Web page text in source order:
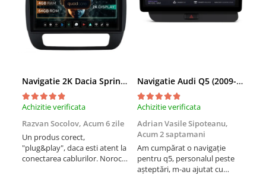
Rame adaptoare Opel
Rame adaptoare Skoda
Rame adaptoare Dacia
Rame adaptoare BMW
Navigatie 2K Dacia Spring (2021- Prezent), Android, S-Quadcore / 4GB RAM + 64GB ROM, 9.5 Inch - AD-BGS90042K+AD-BGRKIT366V4s
Achizitie verificata
Razvan Socolov, Acum 6 zile
Un produs corect,
"plug&play", daca esti atent la
conectarea cablurilor. Noroc
Navigatie Audi Q5 (2009-2017), Linux OS & OEM, MMI 3G, CarPlay & Android Auto Wireless, MirrorLink, Camera AHD, 12.3 Inch - AD-BGAALNXH+AD-BGRKITQ5002
Achizitie verificata
Adrian Vasile Sipoteanu,
Acum 2 saptamani
Am cumpărat o navigație
pentru q5, personalul peste
așteptări, m-au ajutat cu